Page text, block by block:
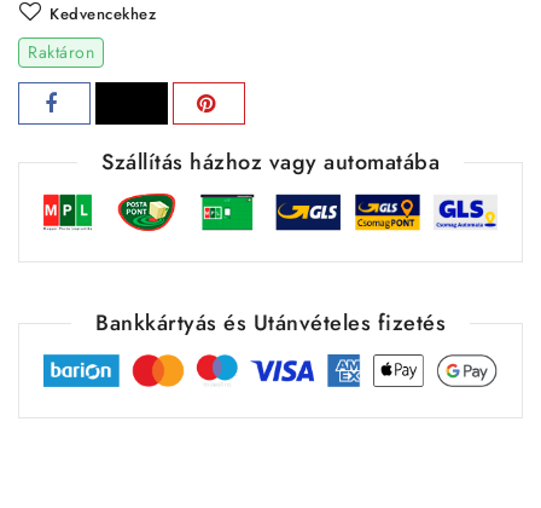
Kedvencekhez
Raktáron
Szállítás házhoz vagy automatába
Bankkártyás és Utánvételes fizetés